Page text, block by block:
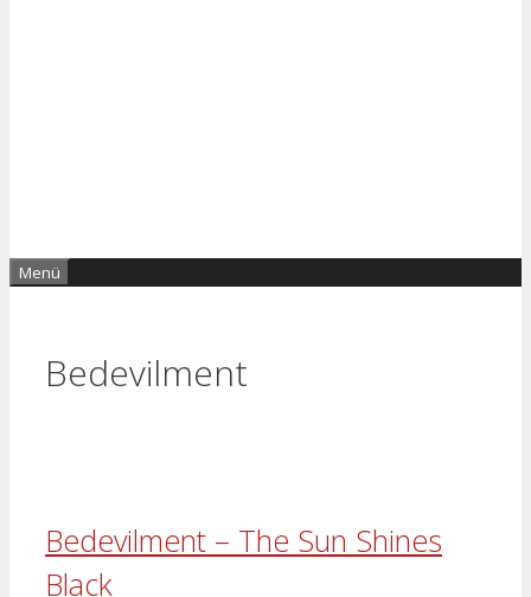
Menü
Bedevilment
Bedevilment – The Sun Shines
Black